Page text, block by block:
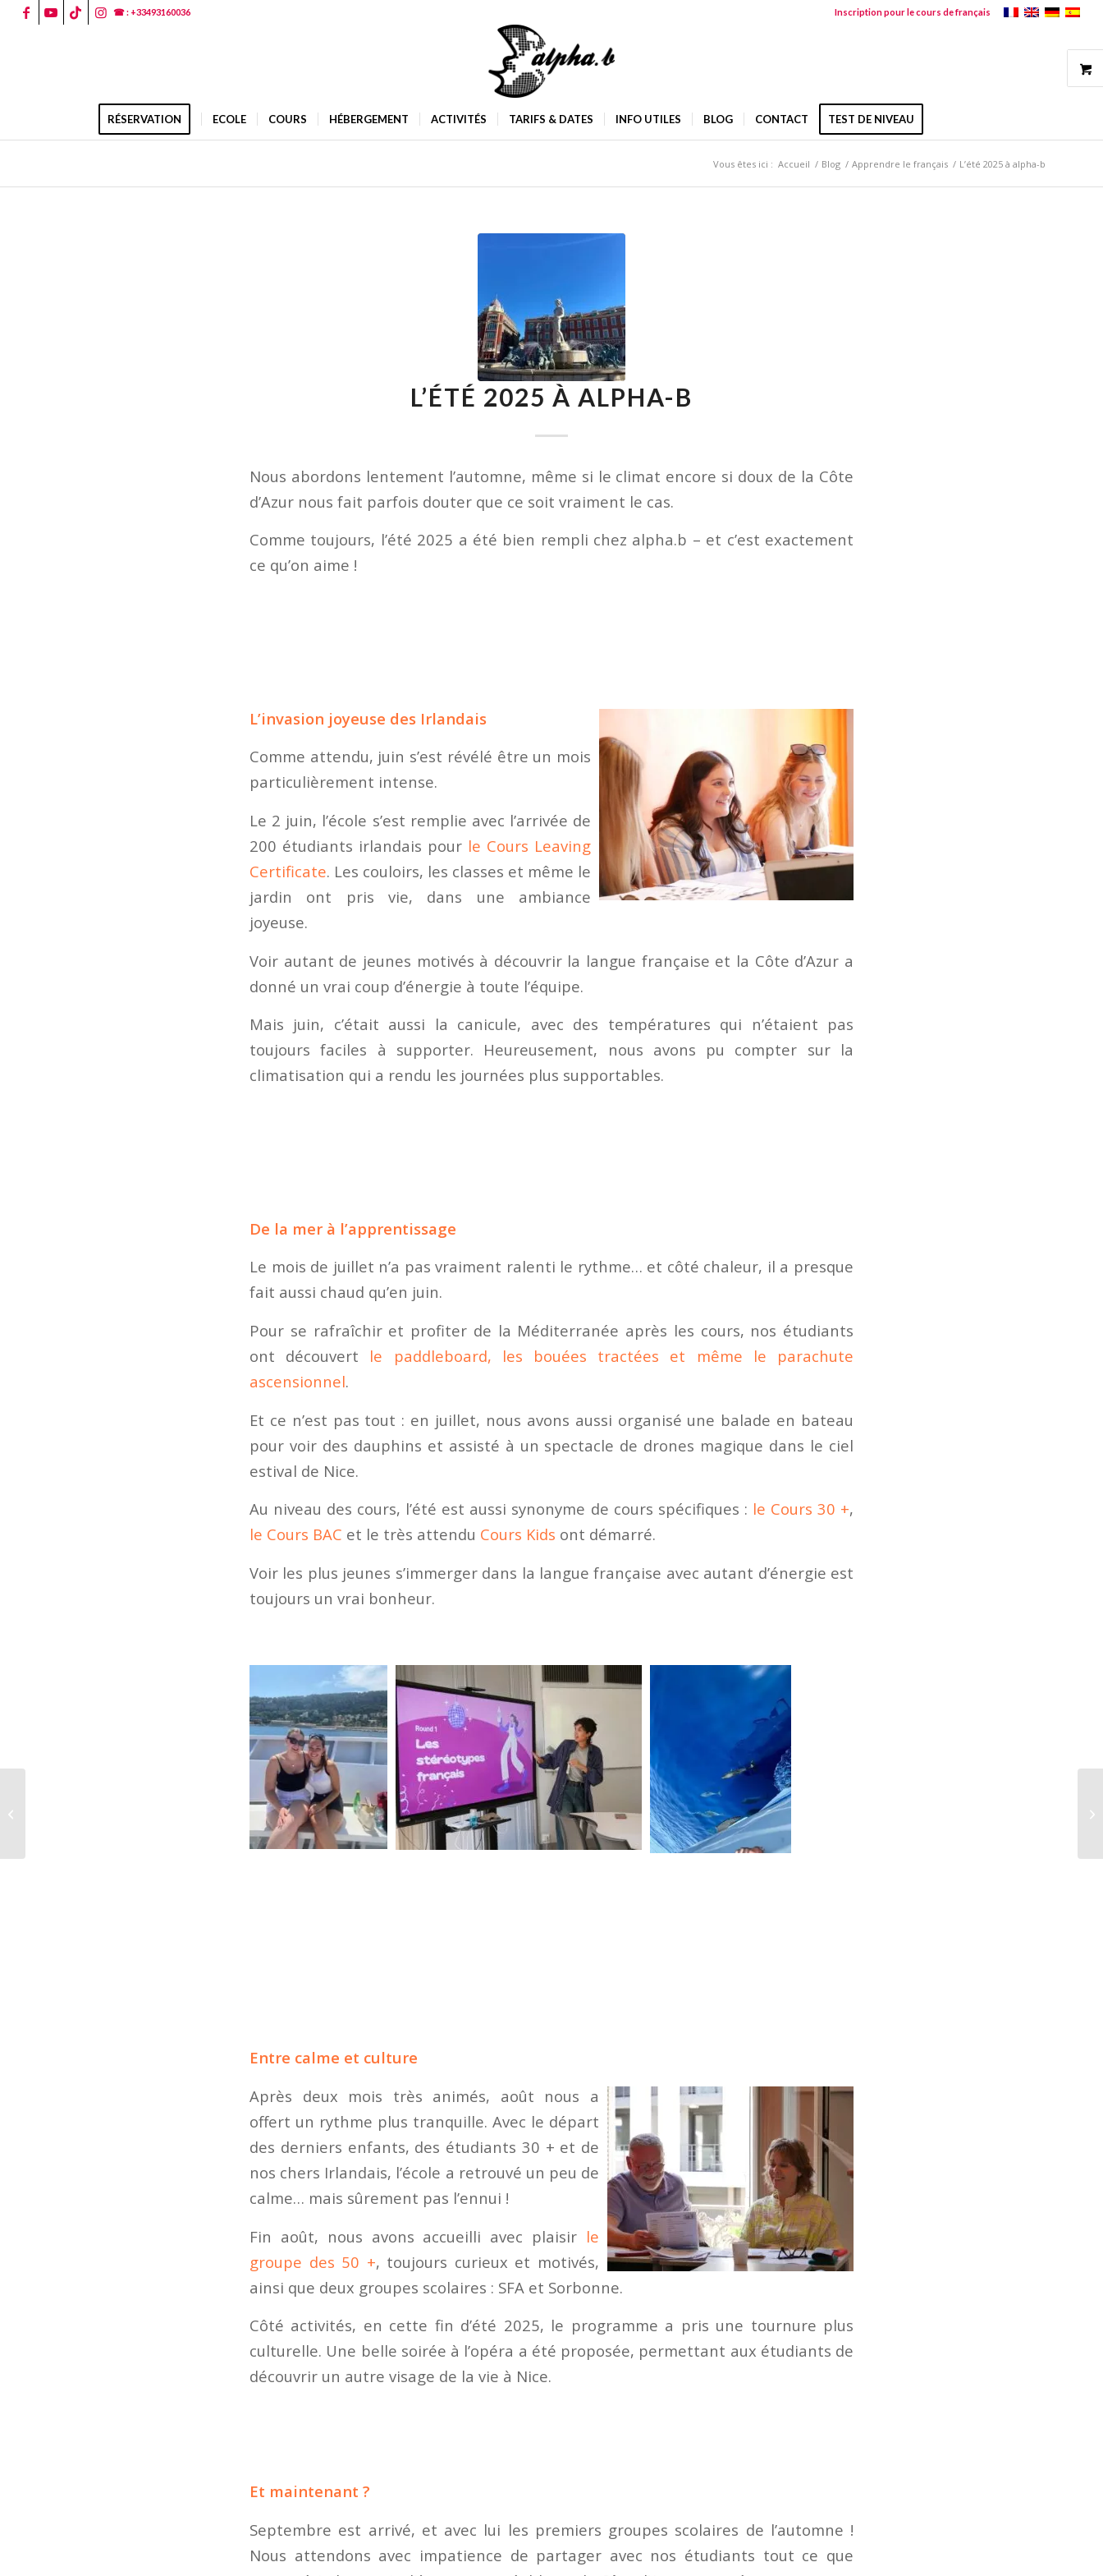
Inscription pour le cours de français
☎ : +33493160036
RÉSERVATION ECOLE COURS HÉBERGEMENT ACTIVITÉS TARIFS & DATES INFO UTILES BLOG CONTACT TEST DE NIVEAU
Vous êtes ici : Accueil / Blog / Apprendre le français / L’été 2025 à alpha-b
L’ÉTÉ 2025 À ALPHA-B
Nous abordons lentement l’automne, même si le climat encore si doux de la Côte
d’Azur nous fait parfois douter que ce soit vraiment le cas.
Comme toujours, l’été 2025 a été bien rempli chez alpha.b – et c’est exactement
ce qu’on aime !
L’invasion joyeuse des Irlandais
Comme attendu, juin s’est révélé être un mois
particulièrement intense.
Le 2 juin, l’école s’est remplie avec l’arrivée de
200 étudiants irlandais pour le Cours Leaving
Certificate. Les couloirs, les classes et même le
jardin ont pris vie, dans une ambiance
joyeuse.
Voir autant de jeunes motivés à découvrir la langue française et la Côte d’Azur a
donné un vrai coup d’énergie à toute l’équipe.
Mais juin, c’était aussi la canicule, avec des températures qui n’étaient pas
toujours faciles à supporter. Heureusement, nous avons pu compter sur la
climatisation qui a rendu les journées plus supportables.
De la mer à l’apprentissage
Le mois de juillet n’a pas vraiment ralenti le rythme… et côté chaleur, il a presque
fait aussi chaud qu’en juin.
Pour se rafraîchir et profiter de la Méditerranée après les cours, nos étudiants
ont découvert le paddleboard, les bouées tractées et même le parachute
ascensionnel.
Et ce n’est pas tout : en juillet, nous avons aussi organisé une balade en bateau
pour voir des dauphins et assisté à un spectacle de drones magique dans le ciel
estival de Nice.
Au niveau des cours, l’été est aussi synonyme de cours spécifiques : le Cours 30 +,
le Cours BAC et le très attendu Cours Kids ont démarré.
Voir les plus jeunes s’immerger dans la langue française avec autant d’énergie est
toujours un vrai bonheur.
Entre calme et culture
Après deux mois très animés, août nous a
offert un rythme plus tranquille. Avec le départ
des derniers enfants, des étudiants 30 + et de
nos chers Irlandais, l’école a retrouvé un peu de
calme… mais sûrement pas l’ennui !
Fin août, nous avons accueilli avec plaisir le
groupe des 50 +, toujours curieux et motivés,
ainsi que deux groupes scolaires : SFA et Sorbonne.
Côté activités, en cette fin d’été 2025, le programme a pris une tournure plus
culturelle. Une belle soirée à l’opéra a été proposée, permettant aux étudiants de
découvrir un autre visage de la vie à Nice.
Et maintenant ?
Septembre est arrivé, et avec lui les premiers groupes scolaires de l’automne !
Nous attendons avec impatience de partager avec nos étudiants tout ce que